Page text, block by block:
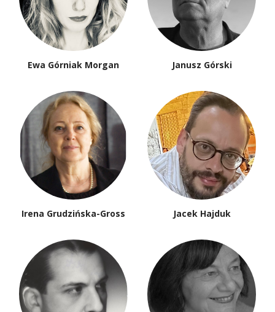
Ewa Górniak Morgan Janusz Górski
Irena Grudzińska-Gross Jacek Hajduk